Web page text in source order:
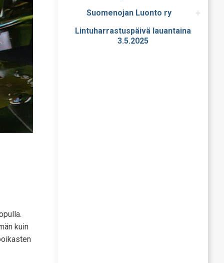
Suomenojan Luonto ry
Lintuharrastuspäivä lauantaina
3.5.2025
kuin